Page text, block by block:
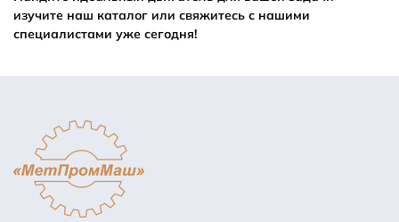
изучите наш каталог или свяжитесь с нашими
специалистами уже сегодня!